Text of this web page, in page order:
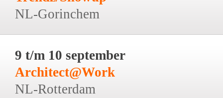
NL-Gorinchem
9 t/m 10 september
Architect@Work
NL-Rotterdam